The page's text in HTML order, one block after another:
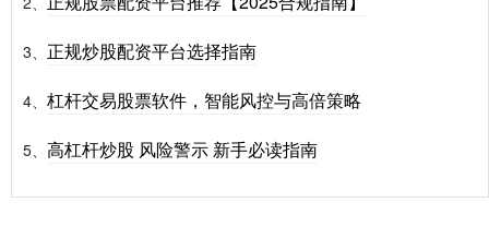
3、 正规炒股配资平台选择指南
4、 杠杆交易股票软件，智能风控与高倍策略
5、 高杠杆炒股 风险警示 新手必读指南